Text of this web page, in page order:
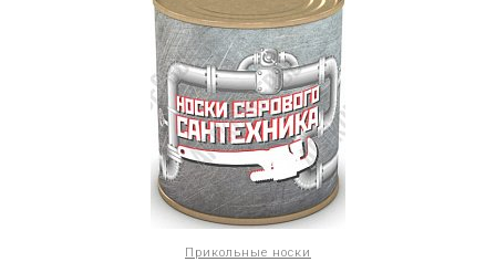
Прикольные носки